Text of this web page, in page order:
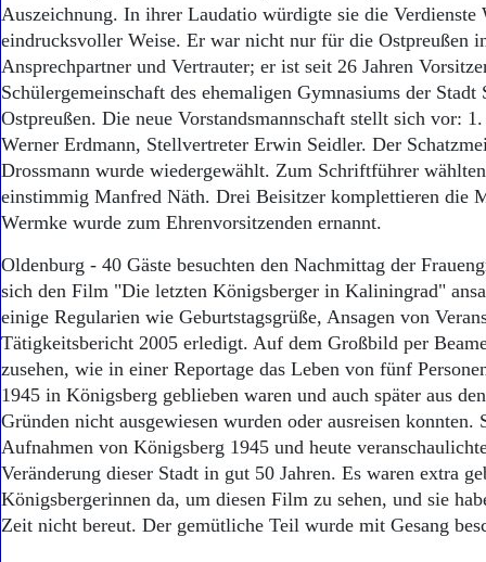
Auszeichnung. In ihrer Laudatio würdigte sie die Verdienste
eindrucksvoller Weise. Er war nicht nur für die Ostpreußen
Ansprechpartner und Vertrauter; er ist seit 26 Jahren
Schülergemeinschaft des ehemaligen Gymnasiums der Stadt
Ostpreußen. Die neue Vorstandsmannschaft stellt sich vor:
Werner Erdmann, Stellvertreter Erwin Seidler. Der
Drossmann wurde wiedergewählt. Zum Schriftführer
einstimmig Manfred Näth. Drei Beisitzer komplettieren die
Wermke wurde zum Ehrenvorsitzenden ernannt.
Oldenburg - 40 Gäste besuchten den Nachmittag der
sich den Film "Die letzten Königsberger in Kaliningrad"
einige Regularien wie Geburtstagsgrüße, Ansagen von
Tätigkeitsbericht 2005 erledigt. Auf dem Großbild per
zusehen, wie in einer Reportage das Leben von fünf
1945 in Königsberg geblieben waren und auch später aus
Gründen nicht ausgewiesen wurden oder ausreisen konnten.
Aufnahmen von Königsberg 1945 und heute
Veränderung dieser Stadt in gut 50 Jahren. Es waren extra
Königsbergerinnen da, um diesen Film zu sehen, und sie
Zeit nicht bereut. Der gemütliche Teil wurde mit Gesang